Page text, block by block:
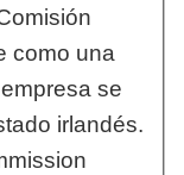
como una
se
irlandés.